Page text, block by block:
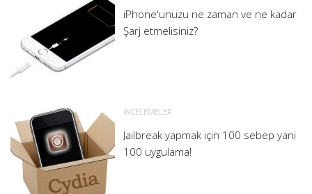
iPhone'unuzu ne zaman ve ne kadar
Şarj etmelisiniz?
İNCELEMELER
Jailbreak yapmak için 100 sebep yani
100 uygulama!